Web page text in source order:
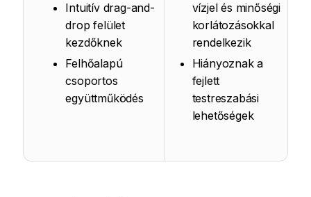
Intuitív drag-and-
drop felület
kezdőknek
Felhőalapú
csoportos
együttműködés
vízjel és minőségi
korlátozásokkal
rendelkezik
Hiányoznak a
fejlett
testreszabási
lehetőségek